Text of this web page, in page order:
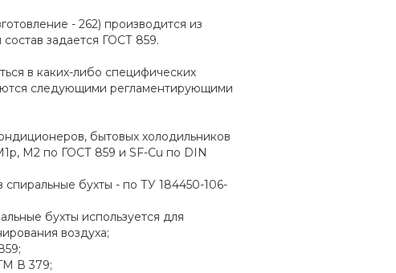
- 262) производится из
задается ГОСТ 859.
в каких-либо специфических
следующими регламентирующими
бытовых холодильников
М2 по ГОСТ 859 и SF-Cu по DIN
бухты - по ТУ 184450-106-
бухты используется для
воздуха;
В 379;